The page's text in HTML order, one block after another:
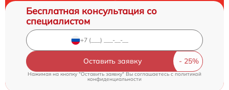
Бесплатная консультация со
специалистом
Оставить заявку
Нажимая на кнопку "Оставить заявку" Вы соглашаетесь cполитикой
конфиденциальности